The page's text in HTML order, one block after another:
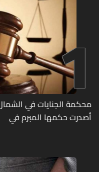
1
محكمة الجنايات في
أصدرت حكمها المبرم في